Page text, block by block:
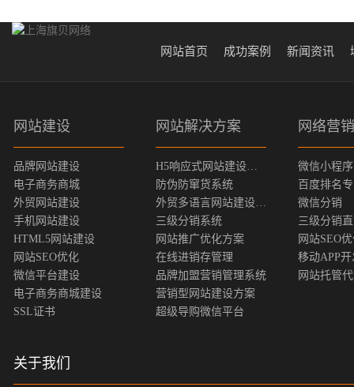
网站首页 成功案例 新闻资讯
网站建设
品牌网站建设
电子商务商城
外贸网站建设
手机网站建设
HTML5网站建设
网站SEO优化
微信平台建设
电子商务商城建设
SSL证书
网站解决方案
防伪防窜货系统
三级分销系统
网站推广优化方案
在线进销存管理
品牌加盟营销管理系统
营销型网站建设方案
超级导购微信平台
网络营销
微信小程序
百度排名
微信分销
三级分销
网站SEO
移动APP开
网站托管
关于我们